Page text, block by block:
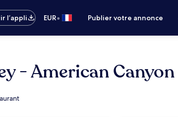
l’appli EUR• Publier votre annonce
- American Canyon